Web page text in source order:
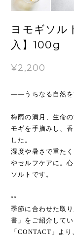
ヨモギソ
入】100g
¥2,200
——うちなる自然を
梅雨の満月、生命
モギを手摘みし、
した。
湿度や暑さで重た
やセルフケアに。
ソルトです。
▫️▫️
季節に合わせた取
書」をご紹介して
「CONTACT」よ